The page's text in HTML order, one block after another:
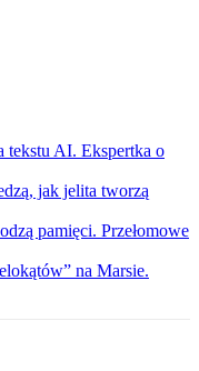
tekstu AI. Ekspertka o
jak jelita tworzą
pamięci. Przełomowe
na Marsie.